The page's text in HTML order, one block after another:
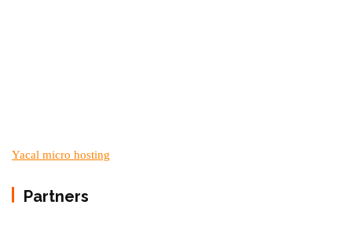
Yacal micro hosting
Partners